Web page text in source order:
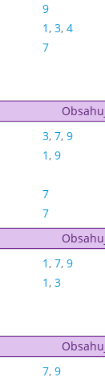
9
1, 3, 4
7
3, 7, 9
1, 9
7
7
1, 7, 9
1, 3
7, 9